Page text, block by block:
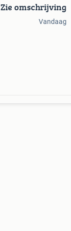
Zie omschrijving
Vandaag